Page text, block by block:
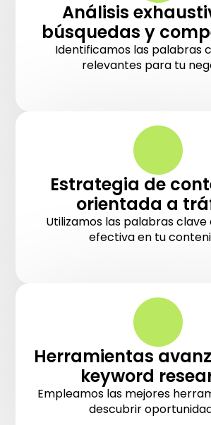
Análisis
búsquedas y
Identificamos las palabras
relevantes para tu
Estrategia de
orientada a
Utilizamos las palabras
efectiva en tu
Herramientas
keyword
Empleamos las mejores
descubrir